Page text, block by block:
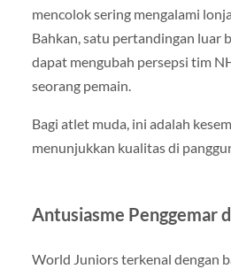
mencolok sering mengalami
Bahkan, satu pertandingan luar
dapat mengubah persepsi tim
seorang pemain.
Bagi atlet muda, ini adalah
menunjukkan kualitas di
Antusiasme Penggemar
World Juniors terkenal dengan